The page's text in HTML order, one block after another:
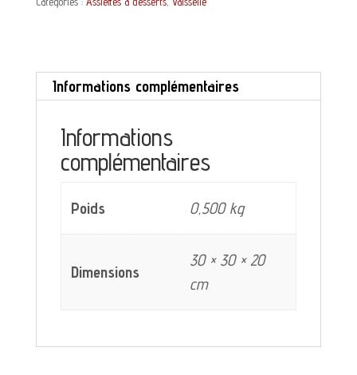
à
Lunéville
bordeaux
Informations complémentaires
Informations
complémentaires
Poids 0,500 kg
Dimensions
30 × 30 × 20
cm